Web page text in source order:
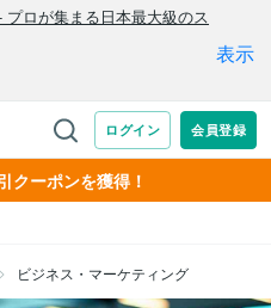
クーポンを獲得！
ビジネス・マーケティング